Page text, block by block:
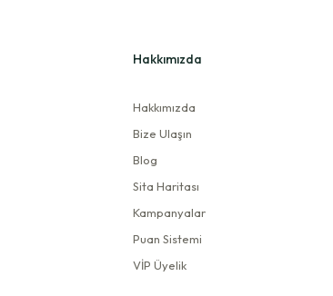
Hakkımızda
Hakkımızda
Bize Ulaşın
Blog
Sita Haritası
Kampanyalar
Puan Sistemi
VİP Üyelik